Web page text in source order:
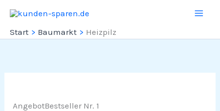
Inhalt
springen
Start Baumarkt Heizpilz
AngebotBestseller Nr. 1